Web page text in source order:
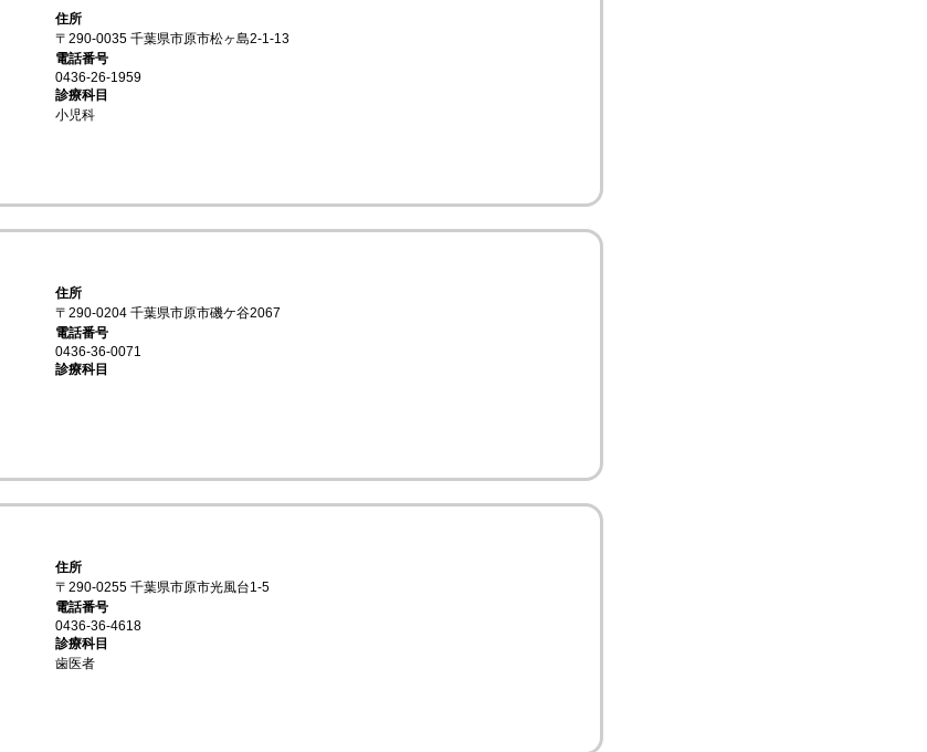
住所
〒290-0035 千葉県市原市松ヶ島2-1-13
電話番号
0436-26-1959
診療科目
小児科
住所
〒290-0204 千葉県市原市磯ケ谷2067
電話番号
0436-36-0071
診療科目
住所
〒290-0255 千葉県市原市光風台1-5
電話番号
0436-36-4618
診療科目
歯医者